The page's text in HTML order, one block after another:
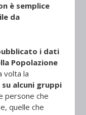
è semplice
da
i dati
Popolazione
volta la
alcuni gruppi
persone che
quelle che